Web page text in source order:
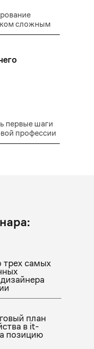
сложным
первые шаги
профессии
трех самых
план
в it-
позицию